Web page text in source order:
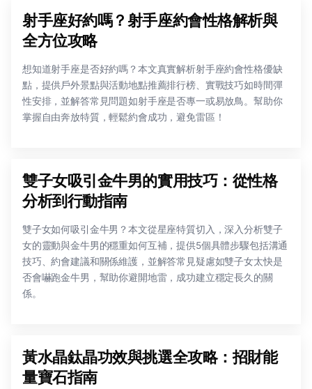
射手座好約嗎？射手座約會性格解析與
全方位攻略
想知道射手座是否好約嗎？本文真實解析射手座約會性格優缺
點，提供戶外景點與活動地點推薦排行榜、實戰技巧如時間彈
性安排，並解答常見問題如射手座是否專一或易放鳥。幫助你
掌握自由奔放特質，輕鬆約會成功，避免雷區！
雙子女吸引金牛男的實用技巧：從性格
分析到行動指南
雙子女如何吸引金牛男？本文從星座特質切入，深入分析雙子
女的靈動與金牛男的穩重如何互補，提供5個具體步驟包括溝通
技巧、約會建議和關係維護，並解答常見疑慮如雙子女太快是
否會嚇跑金牛男，幫助你避開地雷，成功建立穩定長久的關
係。
黃水晶鈦晶功效與挑選全攻略：招財能
量寶石指南